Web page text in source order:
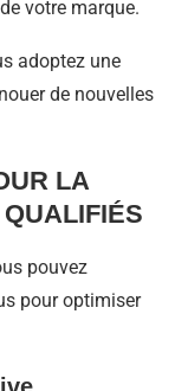
votre marque.
adoptez une
de nouvelles
LA
pouvez
pour optimiser